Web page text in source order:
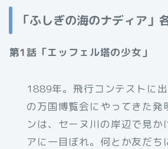
「ふしぎの海のナディア」
第1話「エッフェル塔の少女」
1889年。飛行コンテストに
の万国博覧会にやってきた発
ンは、セーヌ川の岸辺で見か
アに一目ぼれ。何とか友だち